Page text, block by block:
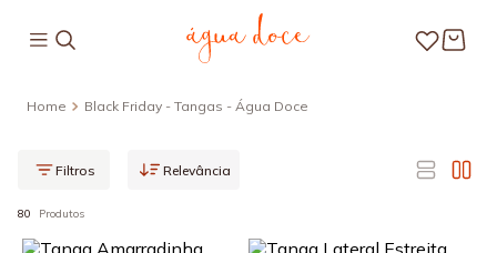
Black Friday - Tangas - Água Doce
Relevância
80 Produtos